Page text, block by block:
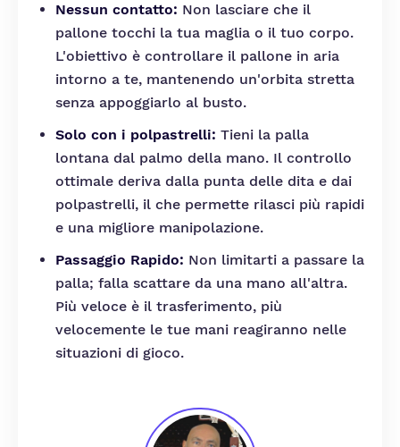
Nessun contatto: Non lasciare che il
pallone tocchi la tua maglia o il tuo corpo.
L'obiettivo è controllare il pallone in aria
intorno a te, mantenendo un'orbita stretta
senza appoggiarlo al busto.
Solo con i polpastrelli: Tieni la palla
lontana dal palmo della mano. Il controllo
ottimale deriva dalla punta delle dita e dai
polpastrelli, il che permette rilasci più rapidi
e una migliore manipolazione.
Passaggio Rapido: Non limitarti a passare la
palla; falla scattare da una mano all'altra.
Più veloce è il trasferimento, più
velocemente le tue mani reagiranno nelle
situazioni di gioco.